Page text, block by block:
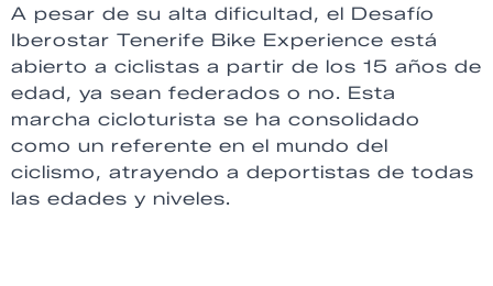
A pesar de su alta dificultad, el Desafío
Iberostar Tenerife Bike Experience está
abierto a ciclistas a partir de los 15 años de
edad, ya sean federados o no. Esta
marcha cicloturista se ha consolidado
como un referente en el mundo del
ciclismo, atrayendo a deportistas de todas
las edades y niveles.